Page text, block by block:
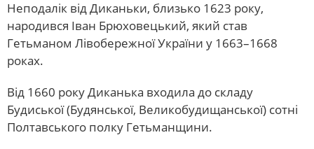
Неподалік від Диканьки, близько 1623 року,
народився Іван Брюховецький, який став
Гетьманом Лівобережної України у 1663–1668
роках.
Від 1660 року Диканька входила до складу
Будиської (Будянської, Великобудищанської) сотні
Полтавського полку Гетьманщини.